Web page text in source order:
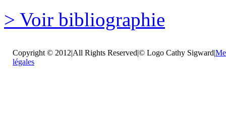
> Voir bibliographie
Copyright © 2012|All Rights Reserved|© Logo Cathy Sigward|
légales